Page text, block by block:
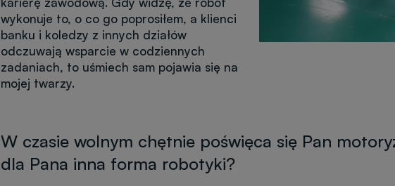
wykonuje to, o co go poprosiłem, a klienci
banku i koledzy z innych działów
odczuwają wsparcie w codziennych
zadaniach, to uśmiech sam pojawia się na
mojej twarzy.
W czasie wolnym chętnie poświęca się Pan
dla Pana inna forma robotyki?